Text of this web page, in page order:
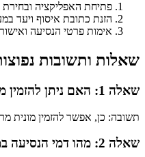
פתיחת האפליקציה ובחירת
הזנת כתובת איסוף ויעד
אימות פרטי הנסיעה
שאלות ותשובות
שאלה 1: האם ניתן להזמין מונית מראש בנתבג?
תשובה: כן, אפשר להזמין מונית
שאלה 2: מהו דמי הנסיעה במונית בנתבג?